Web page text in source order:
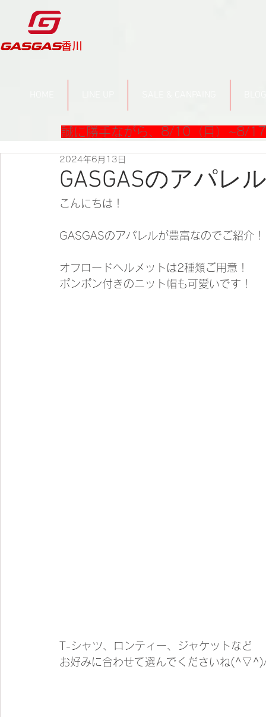
​香川
誠に勝手ながら、8/10（月）~8/
GASGASのアパレ
2024年6月13日
こんにちは！
GASGASのアパレルが豊富なのでご紹介
オフロードヘルメットは2種類ご用意！
ポンポン付きのニット帽も可愛いです！
T-シャツ、ロンティー、ジャケットなど
お好みに合わせて選んでくださいね